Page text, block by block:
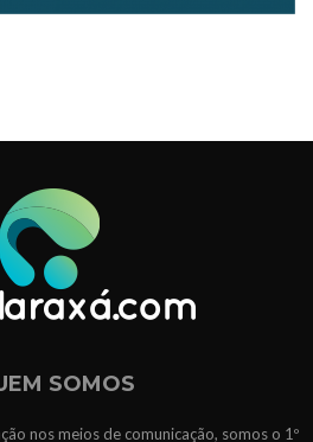
SOMOS
nos meios de comunicação, somos o 1º